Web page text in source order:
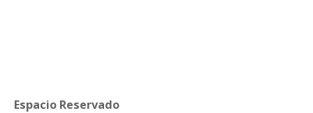
Espacio Reservado